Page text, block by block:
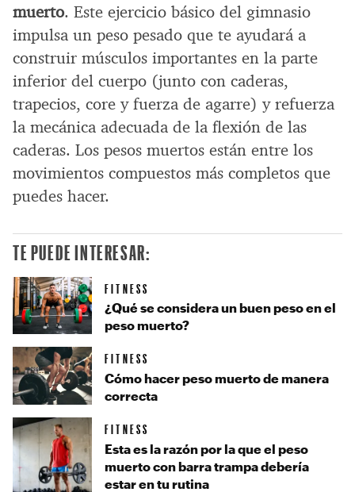
muerto. Este ejercicio básico del gimnasio
impulsa un peso pesado que te ayudará a
construir músculos importantes en la parte
inferior del cuerpo (junto con caderas,
trapecios, core y fuerza de agarre) y refuerza
la mecánica adecuada de la flexión de las
caderas. Los pesos muertos están entre los
movimientos compuestos más completos que
puedes hacer.
TE PUEDE INTERESAR:
FITNESS
¿Qué se considera un buen peso en el
peso muerto?
FITNESS
Cómo hacer peso muerto de manera
correcta
FITNESS
Esta es la razón por la que el peso
muerto con barra trampa debería
estar en tu rutina